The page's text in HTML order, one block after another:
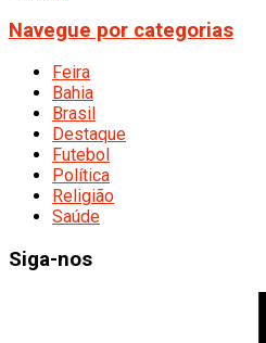
Navegue por categorias
Feira
Bahia
Brasil
Destaque
Futebol
Política
Religião
Saúde
Siga-nos